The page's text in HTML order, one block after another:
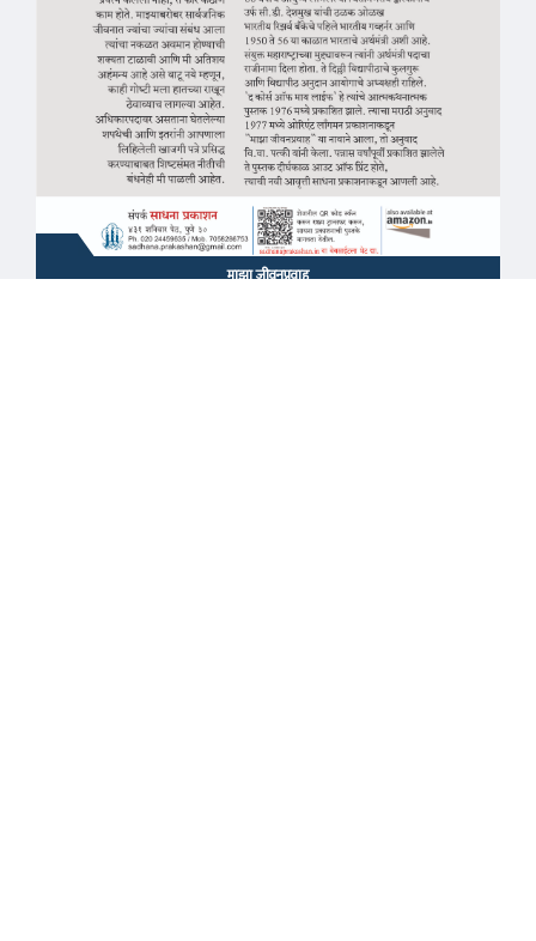
माझा जीवनप्रवाह